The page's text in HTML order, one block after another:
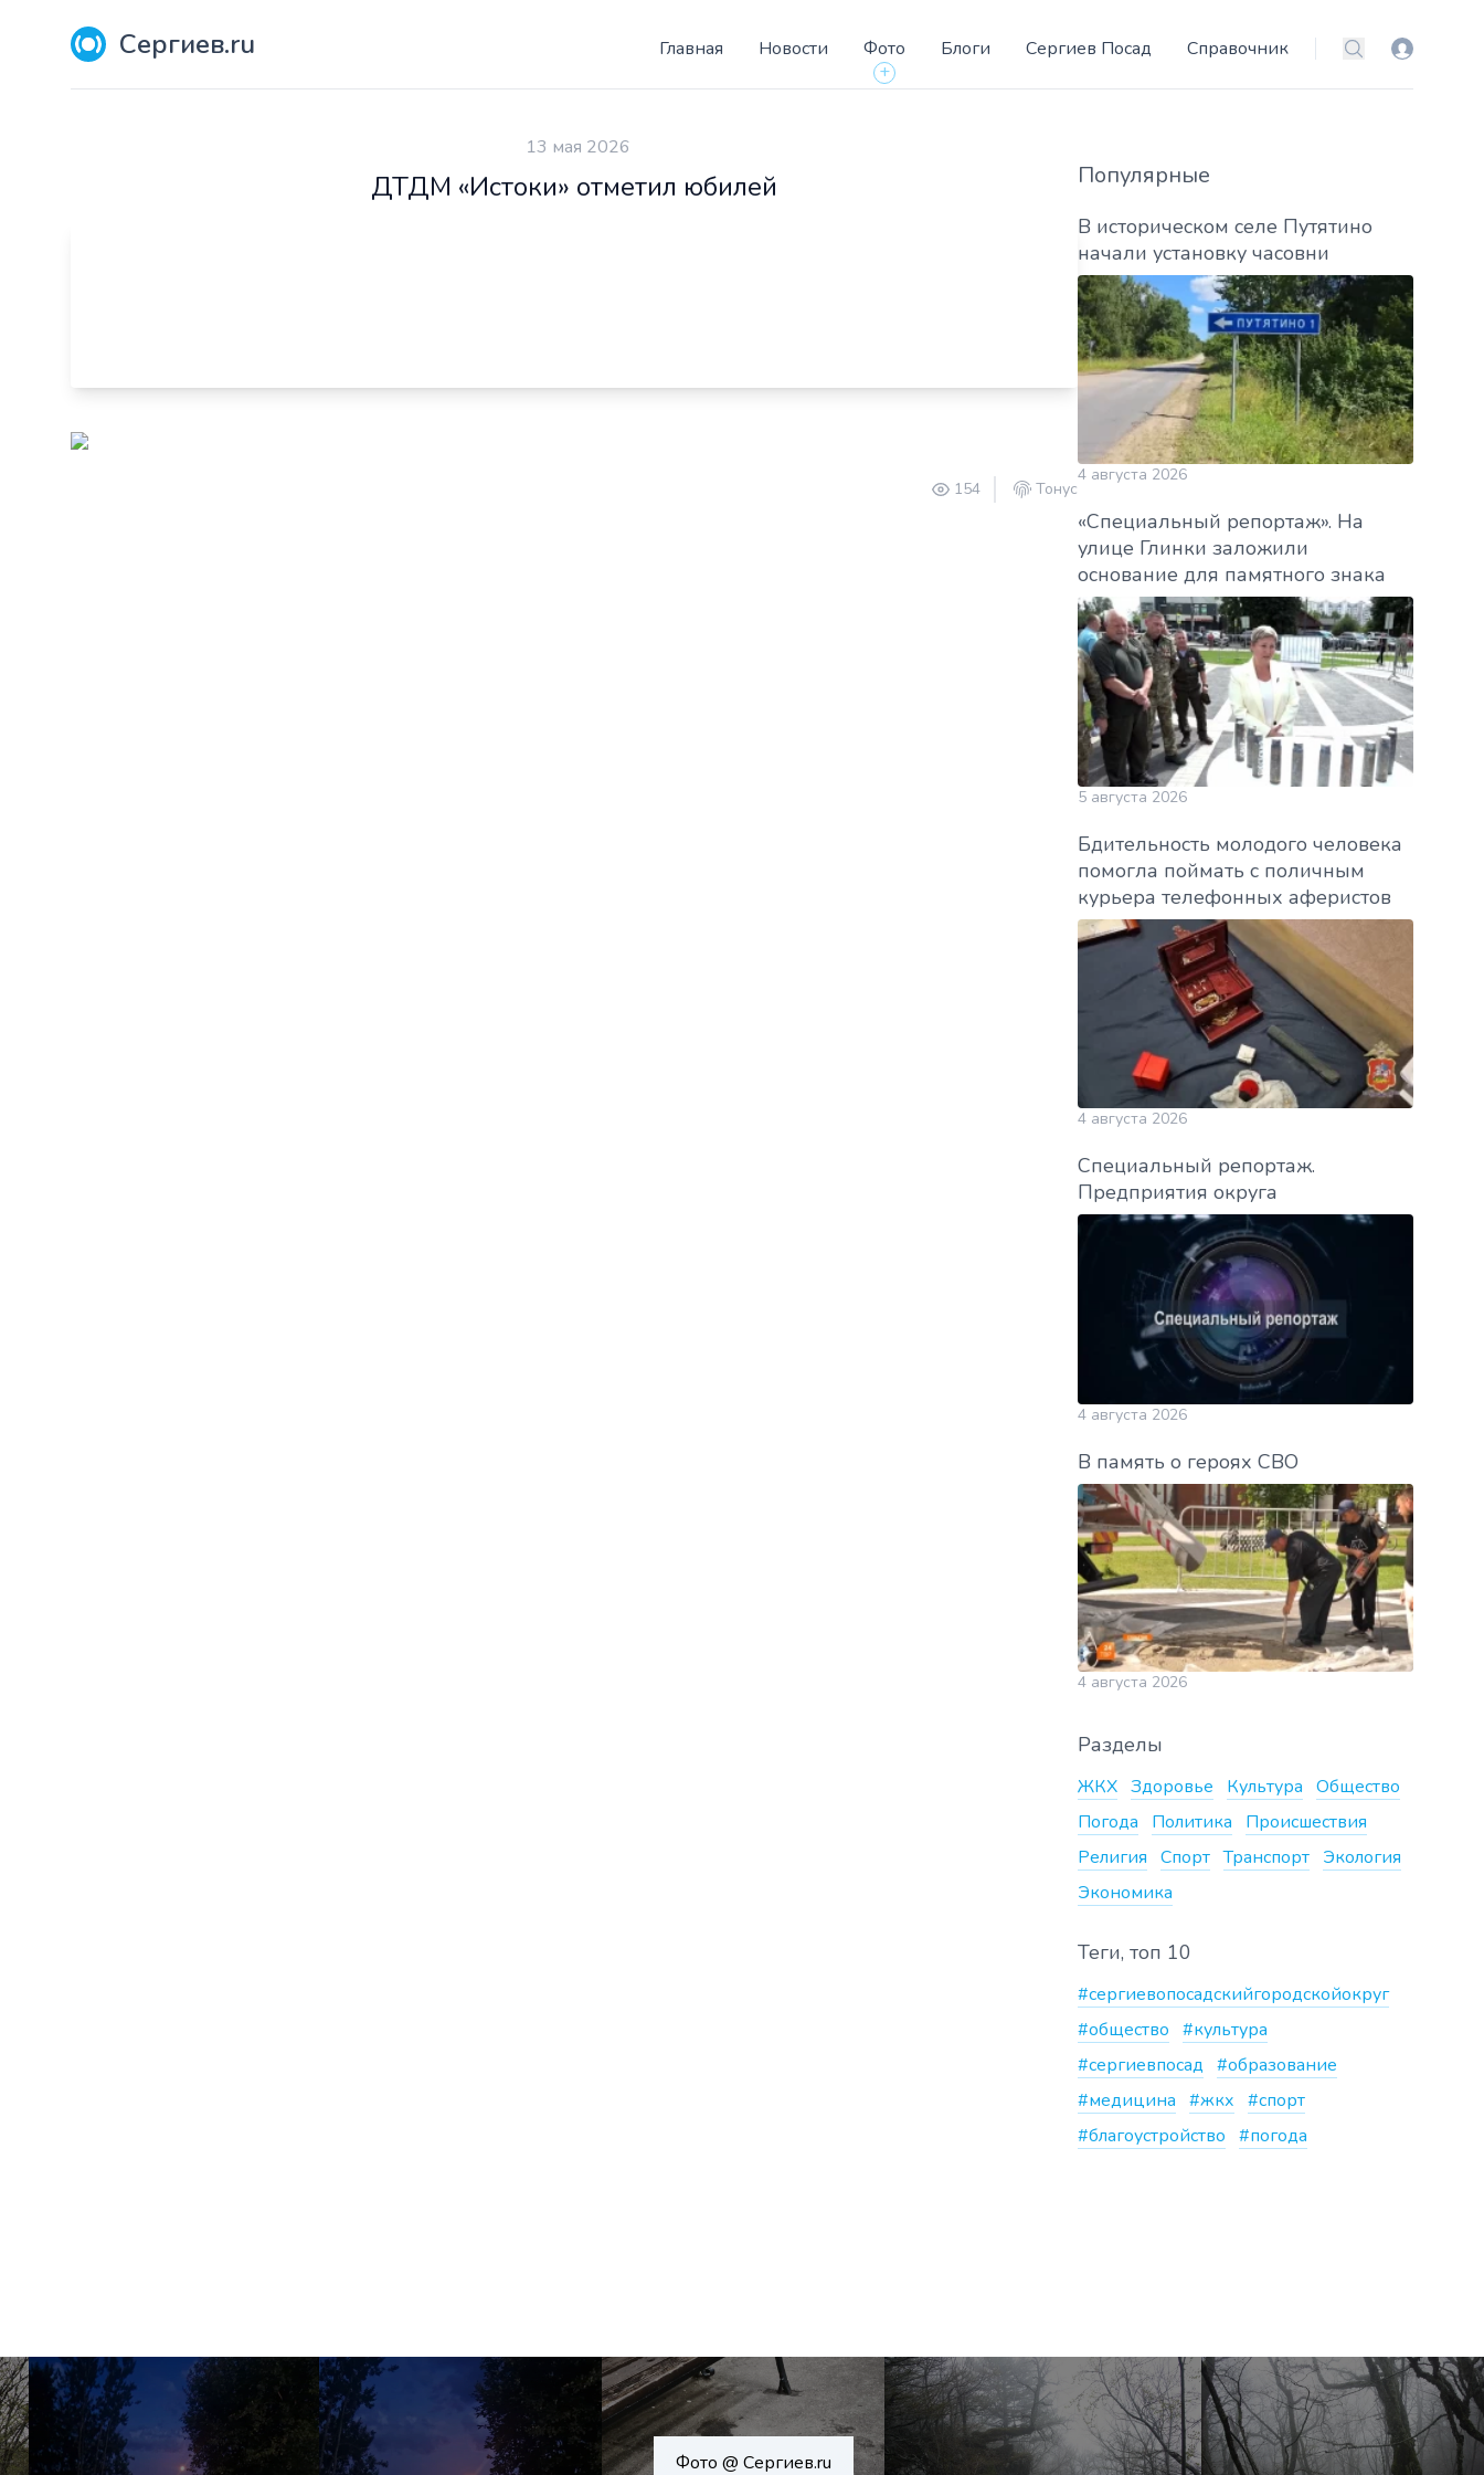
Сергиев.ru Главная Новости
Фото
+
Блоги Сергиев Посад Справочник Поиск Вход
13 мая 2026
ДТДМ «Истоки» отметил юбилей
154 Тонус
Популярные
В историческом селе Путятино
начали установку часовни
4 августа 2026
«Специальный репортаж». На
улице Глинки заложили
основание для памятного знака
5 августа 2026
Бдительность молодого человека
помогла поймать с поличным
курьера телефонных аферистов
4 августа 2026
Специальный репортаж.
Предприятия округа
4 августа 2026
В память о героях СВО
4 августа 2026
Разделы
ЖКХ Здоровье Культура Общество
Погода
Политика
Происшествия
Религия Спорт Транспорт Экология
Экономика
Теги, топ 10
#сергиевопосадскийгородскойокруг
#общество #культура
#сергиевпосад #образование
#медицина #жкх #спорт
#благоустройство #погода
Фото @ Сергиев.ru